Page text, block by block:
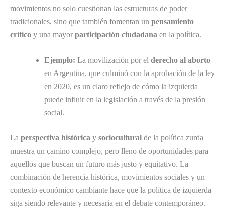
movimientos no solo cuestionan las estructuras de poder
tradicionales, sino que también fomentan un pensamiento
crítico y una mayor participación ciudadana en la política.
Ejemplo: La movilización por el derecho al aborto
en Argentina, que culminó con la aprobación de la ley
en 2020, es un claro reflejo de cómo la izquierda
puede influir en la legislación a través de la presión
social.
La perspectiva histórica y sociocultural de la política zurda
muestra un camino complejo, pero lleno de oportunidades para
aquellos que buscan un futuro más justo y equitativo. La
combinación de herencia histórica, movimientos sociales y un
contexto económico cambiante hace que la política de izquierda
siga siendo relevante y necesaria en el debate contemporáneo.